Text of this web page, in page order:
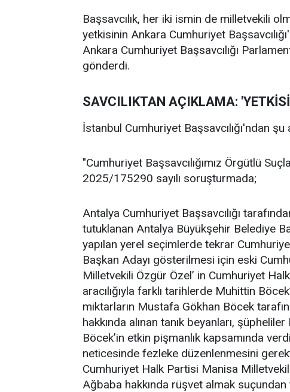
Başsavcılık, her iki ismin de milletvekili
yetkisinin Ankara Cumhuriyet
Ankara Cumhuriyet Başsavcılığı
gönderdi.
SAVCILIKTAN AÇIKLAMA:
İstanbul Cumhuriyet Başsavcılığı'ndan şu
"Cumhuriyet Başsavcılığımız Örgütlü
2025/175290 sayılı soruşturmada;
Antalya Cumhuriyet Başsavcılığı
tutuklanan Antalya Büyükşehir Belediye
yapılan yerel seçimlerde tekrar
Başkan Adayı gösterilmesi için eski
Milletvekili Özgür Özel’ in Cumhuriyet
aracılığıyla farklı tarihlerde Muhittin
miktarların Mustafa Gökhan Böcek
hakkında alınan tanık beyanları,
Böcek’in etkin pişmanlık kapsamında
neticesinde fezleke düzenlenmesini
Cumhuriyet Halk Partisi Manisa
Ağbaba hakkında rüşvet almak